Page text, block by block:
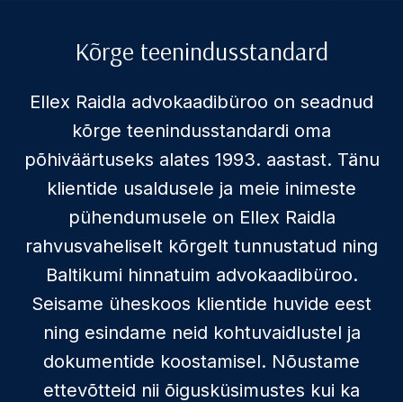
Kõrge teenindusstandard
Ellex Raidla advokaadibüroo on seadnud
kõrge teenindusstandardi oma
põhiväärtuseks alates 1993. aastast. Tänu
klientide usaldusele ja meie inimeste
pühendumusele on Ellex Raidla
rahvusvaheliselt kõrgelt tunnustatud ning
Baltikumi hinnatuim advokaadibüroo.
Seisame üheskoos klientide huvide eest
ning esindame neid kohtuvaidlustel ja
dokumentide koostamisel. Nõustame
ettevõtteid nii õigusküsimustes kui ka